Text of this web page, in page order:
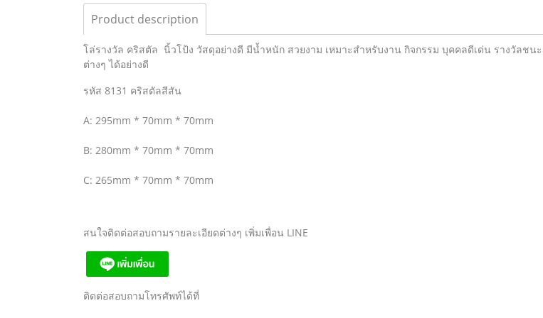
Product description
โล่รางวัล คริสตัล นิ้วโป้ง วัสดุอย่างดี มีน้ำหนัก สวยงาม เหมาะสำหรับงาน กิจกรรม บุคคลดีเด่น รางวัลช
ต่างๆ ได้อย่างดี
รหัส 8131 คริสตัลสีสัน
A: 295mm * 70mm * 70mm
B: 280mm * 70mm * 70mm
C: 265mm * 70mm * 70mm
สนใจติดต่อสอบถามรายละเอียดต่างๆ เพิ่มเพื่อน LINE
ติดต่อสอบถามโทรศัพท์ได้ที่